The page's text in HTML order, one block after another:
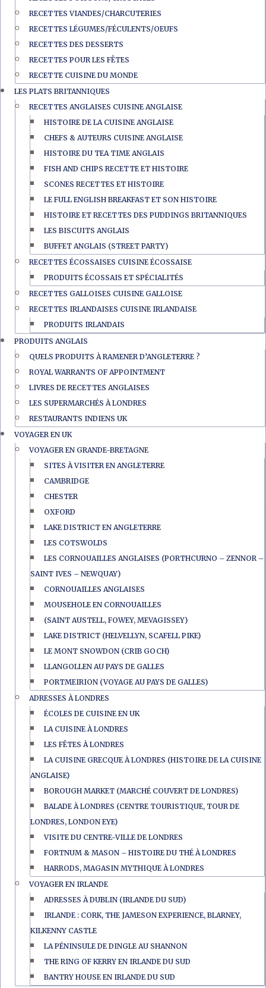
RECETTES VIANDES/CHARCUTERIES
RECETTES LÉGUMES/FÉCULENTS/OEUFS
RECETTES DES DESSERTS
RECETTES POUR LES FÊTES
RECETTE CUISINE DU MONDE
LES PLATS BRITANNIQUES
RECETTES ANGLAISES CUISINE ANGLAISE
HISTOIRE DE LA CUISINE ANGLAISE
CHEFS & AUTEURS CUISINE ANGLAISE
HISTOIRE DU TEA TIME ANGLAIS
FISH AND CHIPS RECETTE ET HISTOIRE
SCONES RECETTES ET HISTOIRE
LE FULL ENGLISH BREAKFAST ET SON HISTOIRE
HISTOIRE ET RECETTES DES PUDDINGS BRITANNIQUES
LES BISCUITS ANGLAIS
BUFFET ANGLAIS (STREET PARTY)
RECETTES ÉCOSSAISES CUISINE ÉCOSSAISE
PRODUITS ÉCOSSAIS ET SPÉCIALITÉS
RECETTES GALLOISES CUISINE GALLOISE
RECETTES IRLANDAISES CUISINE IRLANDAISE
PRODUITS IRLANDAIS
PRODUITS ANGLAIS
QUELS PRODUITS À RAMENER D’ANGLETERRE ?
ROYAL WARRANTS OF APPOINTMENT
LIVRES DE RECETTES ANGLAISES
LES SUPERMARCHÉS À LONDRES
RESTAURANTS INDIENS UK
VOYAGER EN UK
VOYAGER EN GRANDE-BRETAGNE
SITES À VISITER EN ANGLETERRE
CAMBRIDGE
CHESTER
OXFORD
LAKE DISTRICT EN ANGLETERRE
LES COTSWOLDS
LES CORNOUAILLES ANGLAISES (PORTHCURNO – ZENNOR –
SAINT IVES – NEWQUAY)
CORNOUAILLES ANGLAISES
MOUSEHOLE EN CORNOUAILLES
(SAINT AUSTELL, FOWEY, MEVAGISSEY)
LAKE DISTRICT (HELVELLYN, SCAFELL PIKE)
LE MONT SNOWDON (CRIB GOCH)
LLANGOLLEN AU PAYS DE GALLES
PORTMEIRION (VOYAGE AU PAYS DE GALLES)
ADRESSES À LONDRES
ÉCOLES DE CUISINE EN UK
LA CUISINE À LONDRES
LES FÊTES À LONDRES
LA CUISINE GRECQUE À LONDRES (HISTOIRE DE LA CUISINE
ANGLAISE)
BOROUGH MARKET (MARCHÉ COUVERT DE LONDRES)
BALADE À LONDRES (CENTRE TOURISTIQUE, TOUR DE
LONDRES, LONDON EYE)
VISITE DU CENTRE-VILLE DE LONDRES
FORTNUM & MASON – HISTOIRE DU THÉ À LONDRES
HARRODS, MAGASIN MYTHIQUE À LONDRES
VOYAGER EN IRLANDE
ADRESSES À DUBLIN (IRLANDE DU SUD)
IRLANDE : CORK, THE JAMESON EXPERIENCE, BLARNEY,
KILKENNY CASTLE
LA PÉNINSULE DE DINGLE AU SHANNON
THE RING OF KERRY EN IRLANDE DU SUD
BANTRY HOUSE EN IRLANDE DU SUD